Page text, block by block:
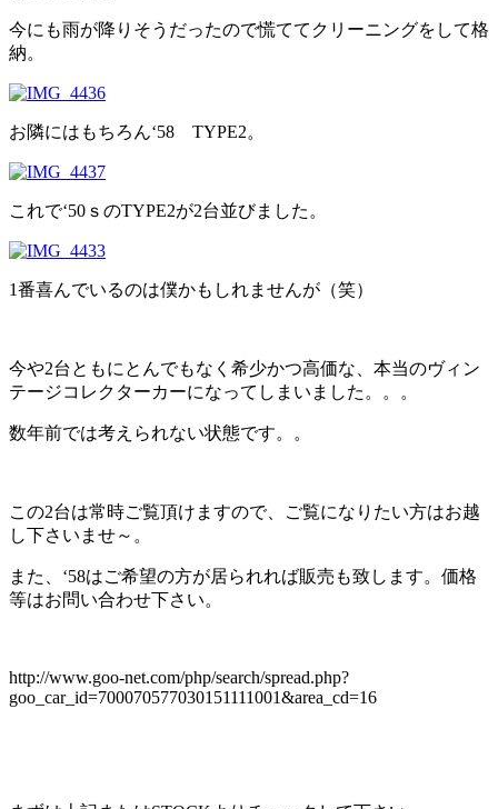
今にも雨が降りそうだったので慌ててクリーニングをして格
納。
お隣にはもちろん‘58 TYPE2。
これで‘50ｓのTYPE2が2台並びました。
1番喜んでいるのは僕かもしれませんが（笑）
今や2台ともにとんでもなく希少かつ高価な、本当のヴィン
テージコレクターカーになってしまいました。。。
数年前では考えられない状態です。。
この2台は常時ご覧頂けますので、ご覧になりたい方はお越
し下さいませ～。
また、‘58はご希望の方が居られれば販売も致します。価格
等はお問い合わせ下さい。
http://www.goo-net.com/php/search/spread.php?
goo_car_id=700070577030151111001&area_cd=16